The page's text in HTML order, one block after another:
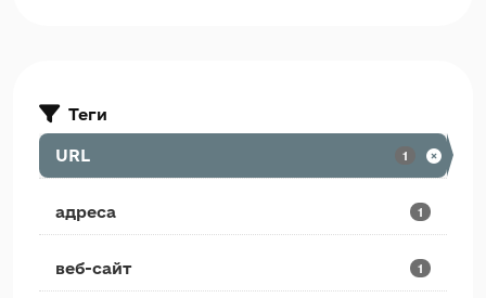
Теги
URL 1
адреса 1
веб-сайт 1